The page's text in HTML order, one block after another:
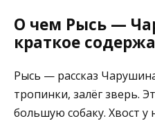
О чем Рысь —
краткое
Рысь — рассказ
тропинки, залёг зверь.
большую собаку. Хвост у